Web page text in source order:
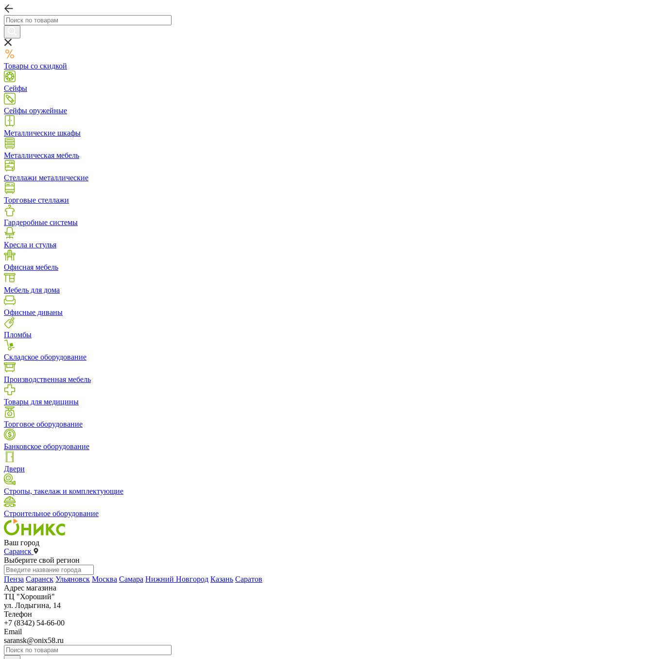
Товары со скидкой
Сейфы
Сейфы оружейные
Металлические шкафы
Металлическая мебель
Стеллажи металлические
Торговые стеллажи
Гардеробные системы
Кресла и стулья
Офисная мебель
Мебель для дома
Офисные диваны
Пломбы
Складское оборудование
Производственная мебель
Товары для медицины
Торговое оборудование
Банковское оборудование
Двери
Стропы, такелаж и комплектующие
Строительное оборудование
Ваш город
Саранск
Выберите свой регион
Пенза Саранск Ульяновск Москва Самара Нижний Новгород Казань Саратов
Адрес магазина
ТЦ "Хороший"
ул. Лодыгина, 14
Телефон
+7 (8342) 54-66-00
Email
saransk@onix58.ru